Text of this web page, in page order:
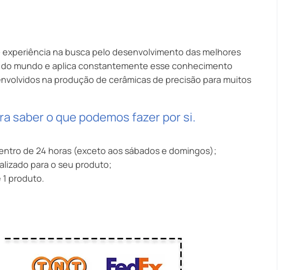
na busca pelo desenvolvimento das melhores
mundo e aplica constantemente esse conhecimento
na produção de cerâmicas de precisão para muitos
saber o que podemos fazer por si.
de 24 horas (exceto aos sábados e domingos);
para o seu produto;
produto.